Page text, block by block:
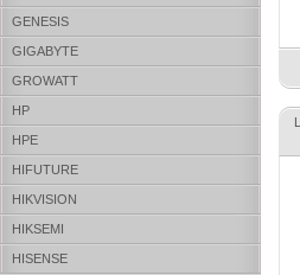
GENESIS
GIGABYTE
GROWATT
HP
HPE
HIFUTURE
HIKVISION
HIKSEMI
HISENSE